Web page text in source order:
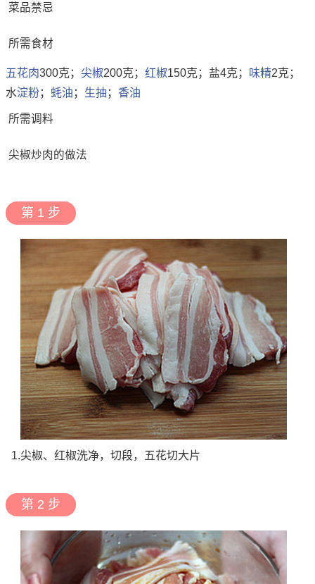
菜品禁忌
所需食材
五花肉300克； 尖椒200克； 红椒150克；盐4克； 味精2克；
水淀粉； 蚝油 ； 生抽 ； 香油
所需调料
尖椒炒肉的做法
第 1 步
1.尖椒、红椒洗净，切段，五花切大片
第 2 步